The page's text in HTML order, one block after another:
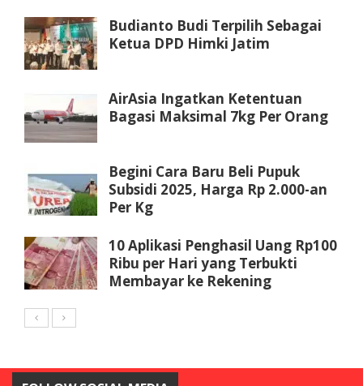
Budianto Budi Terpilih Sebagai
Ketua DPD Himki Jatim
AirAsia Ingatkan Ketentuan
Bagasi Maksimal 7kg Per Orang
Begini Cara Baru Beli Pupuk
Subsidi 2025, Harga Rp 2.000-an
Per Kg
10 Aplikasi Penghasil Uang Rp100
Ribu per Hari yang Terbukti
Membayar ke Rekening